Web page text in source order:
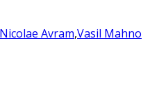
Nicolae Avram,Vasil Mahno